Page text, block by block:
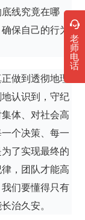
线究竟在哪
保自己的行为
做到透彻地理
认识到，守纪
体、对社会高
个决策、每一
了实现最终的
，团队才能高
们要懂得只有
治久安。
老
师
电
话